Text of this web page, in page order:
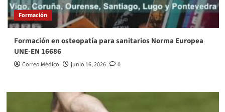
Formación
Formación en osteopatía para sanitarios Norma Europea
UNE-EN 16686
Correo Médico junio 16, 2026 0